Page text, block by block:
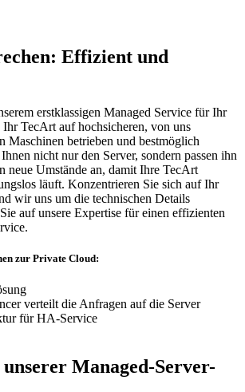
Effizient und
erstklassigen Managed Service für Ihr
TecArt auf hochsicheren, von uns
Maschinen betrieben und bestmöglich
nicht nur den Server, sondern passen ihn
neue Umstände an, damit Ihre TecArt
läuft. Konzentrieren Sie sich auf Ihr
wir uns um die technischen Details
auf unsere Expertise für einen effizienten
zur Private Cloud:
verteilt die Anfragen auf die Server
für HA-Service
Managed-Server-